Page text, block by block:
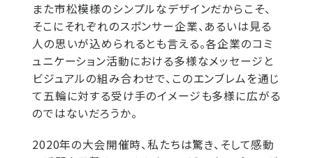
また市松模様のシンプルなデザインだからこそ、
そこにそれぞれのスポンサー企業、あるいは見る
人の思いが込められるとも言える。各企業のコミ
ュニケーション活動における多様なメッセージと
ビジュアルの組み合わせで、このエンブレムを通じ
て五輪に対する受け手のイメージも多様に広がる
のではないだろうか。
2020年の大会開催時、私たちは驚き、そして感動